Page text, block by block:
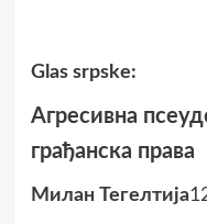
Glas srpske:
Агресивна
грађанска права
Милан Тегелтија